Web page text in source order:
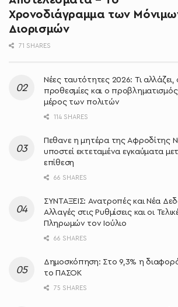
Χρονοδιάγραμμα των
Διορισμών
71 SHARES
Νέες ταυτότητες 2026: Τι αλλάζει,
προθεσμίες και ο
μέρος των πολιτών
114 SHARES
Πεθανε η μητέρα της Αφροδίτης
υποστεί εκτεταμένα εγκαύματα
επίθεση
66 SHARES
ΣΥΝΤΑΞΕΙΣ: Ανατροπές και Νέα
Αλλαγές στις Ρυθμίσεις και οι
Πληρωμών τον Ιούλιο
66 SHARES
Δημοσκόπηση: Στο 9,3% η
το ΠΑΣΟΚ
75 SHARES